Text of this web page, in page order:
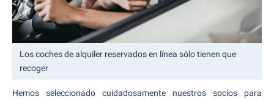
Los coches de alquiler reservados en línea sólo tienen que
recoger
Hemos seleccionado cuidadosamente nuestros socios para